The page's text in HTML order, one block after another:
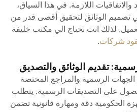
اللازمة. في هذا السياق،
في تصميم الوثائق لتحقيق أقصى قدر من
لذلك انت تحتاج الي مكتب خليفة
شركات.
تقديم الوثائق والتصديق
الرسمية والمراجع المختصة
على التصديقات الرسمية. يتطلب
الحكومية دقة ومهارة قانونية تضمن